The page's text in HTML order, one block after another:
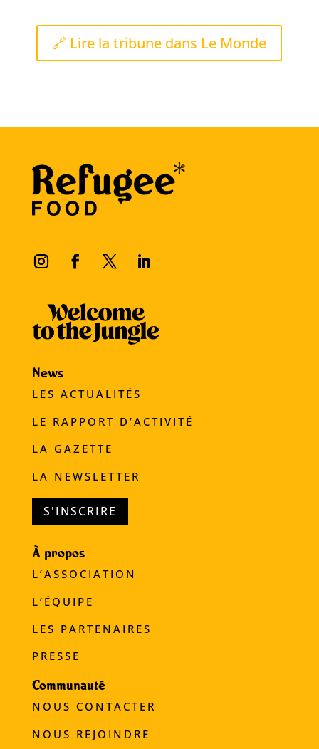
🔗 Lire la tribune dans Le Monde
News
LES ACTUALITÉS
LE RAPPORT D’ACTIVITÉ
LA GAZETTE
LA NEWSLETTER
S'INSCRIRE
À propos
L’ASSOCIATION
L’ÉQUIPE
LES PARTENAIRES
PRESSE
Communauté
NOUS CONTACTER
NOUS REJOINDRE